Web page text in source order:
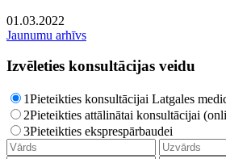
01.03.2022
Jaunumu arhīvs
Izvēleties konsultācijas veidu
1Pieteikties konsultācijai Latgales
2Pieteikties attālinātai konsultācijai
3Pieteikties eksprespārbaudei